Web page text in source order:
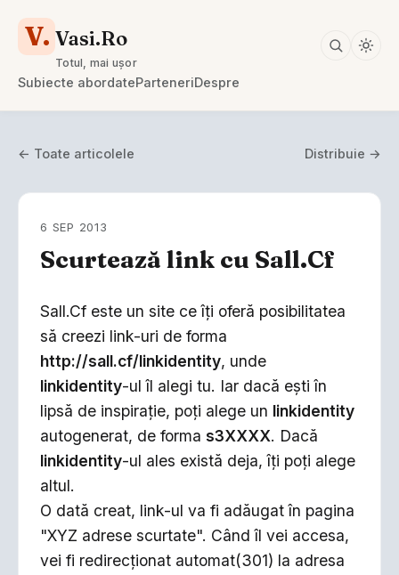
V. Vasi.Ro
Totul, mai ușor
Subiecte abordateParteneriDespre
← Toate articolele Distribuie →
6 SEP 2013
Scurtează link cu Sall.Cf
Sall.Cf este un site ce îţi oferă posibilitatea
să creezi link-uri de forma
http://sall.cf/linkidentity, unde
linkidentity-ul îl alegi tu. Iar dacă eşti în
lipsă de inspiraţie, poţi alege un linkidentity
autogenerat, de forma s3XXXX. Dacă
linkidentity-ul ales există deja, îţi poţi alege
altul.
O dată creat, link-ul va fi adăugat în pagina
"XYZ adrese scurtate". Când îl vei accesa,
vei fi redirecţionat automat(301) la adresa